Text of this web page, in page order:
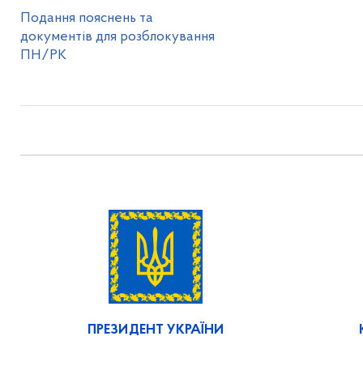
Подання пояснень та
документів для розблокування
ПН/РК
ПРЕЗИДЕНТ УКРАЇНИ